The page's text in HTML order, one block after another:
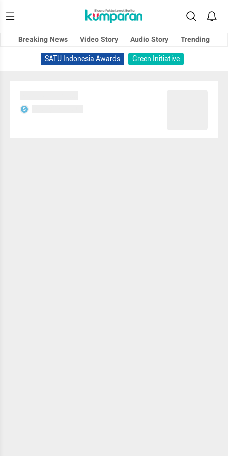
Breaking News Video Story Audio Story
Trending
SATU Indonesia Awards
Green Initiative
S